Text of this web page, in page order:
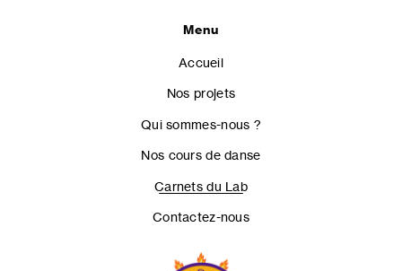
Menu
Accueil
Nos projets
Qui sommes-nous ?
Nos cours de danse
Carnets du Lab
Contactez-nous